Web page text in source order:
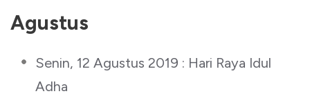
Agustus
Senin, 12 Agustus 2019 : Hari Raya Idul
Adha